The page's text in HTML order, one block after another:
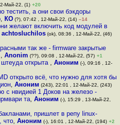
Май-22, (1) +20
тестить, а они свои бэкдоры
, КО(?), 07:42 , 12-Май-22, (14) –14
желают включить код модулей в
achtosluchilos(ok), 08:36 , 12-Май-22, (46)
так же - firmware закрытые
,Anonim (??), 09:08 , 12-Май-22, (57) +1
открыта , Аноним (-), 09:16 , 12-
открыто всё, что нужно для хотя бы
, Аноним (243), 22:01 , 12-Май-22, (243)
с нвидией 1 Доков на железо -
та, Аноним (-), 15:29 , 13-Май-22,
пришлет в репу linux-
что,Аноним (-), 16:01 , 12-Май-22, (194) +2